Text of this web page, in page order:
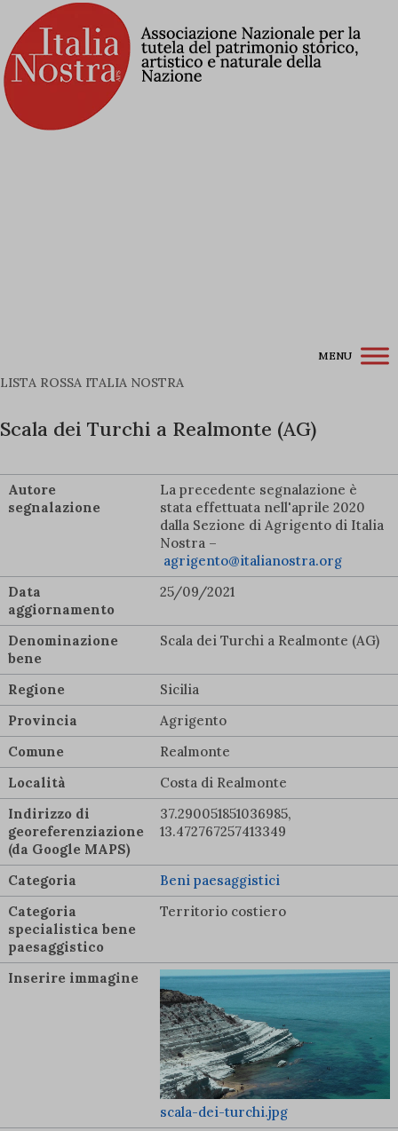
MENU
LISTA ROSSA ITALIA NOSTRA
Scala dei Turchi a Realmonte (AG)
Autore
segnalazione
La precedente segnalazione è
stata effettuata nell'aprile 2020
dalla Sezione di Agrigento di Italia
Nostra –
agrigento@italianostra.org
Data
aggiornamento
25/09/2021
Denominazione
bene
Scala dei Turchi a Realmonte (AG)
Regione
Sicilia
Provincia
Agrigento
Comune
Realmonte
Località
Costa di Realmonte
Indirizzo di
georeferenziazione
(da Google MAPS)
37.290051851036985,
13.472767257413349
Categoria
Beni paesaggistici
Categoria
specialistica bene
paesaggistico
Territorio costiero
Inserire immagine
scala-dei-turchi.jpg